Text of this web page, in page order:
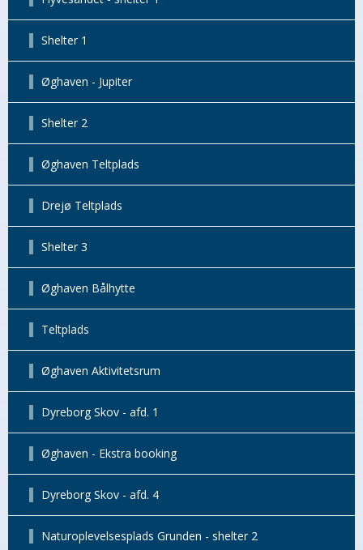
Shelter 1
Øghaven - Jupiter
Shelter 2
Øghaven Teltplads
Drejø Teltplads
Shelter 3
Øghaven Bålhytte
Teltplads
Øghaven Aktivitetsrum
Dyreborg Skov - afd. 1
Øghaven - Ekstra booking
Dyreborg Skov - afd. 4
Naturoplevelsesplads Grunden - shelter 2